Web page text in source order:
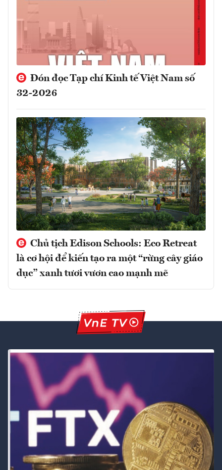
Đón đọc Tạp chí Kinh tế Việt Nam số
32-2026
Chủ tịch Edison Schools: Eco Retreat
là cơ hội để kiến tạo ra một “rừng cây giáo
dục” xanh tươi vươn cao mạnh mẽ